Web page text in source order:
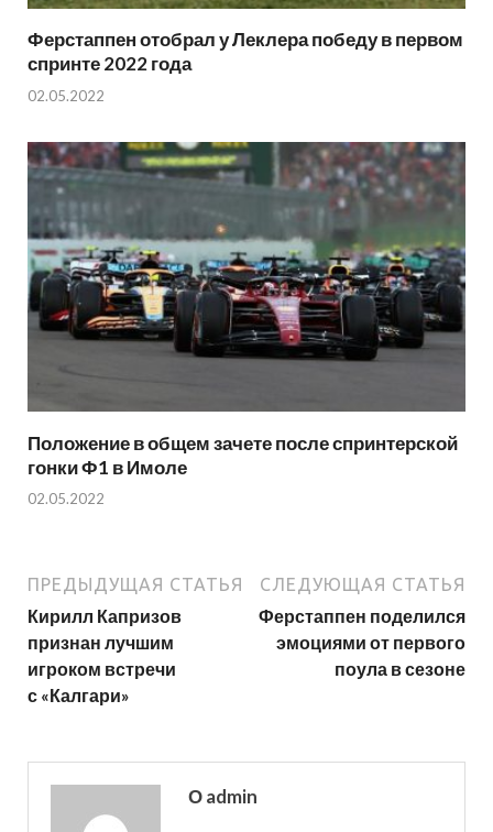
Ферстаппен отобрал у Леклера победу в первом
спринте 2022 года
02.05.2022
Положение в общем зачете после спринтерской
гонки Ф1 в Имоле
02.05.2022
ПРЕДЫДУЩАЯ СТАТЬЯ
Кирилл Капризов
признан лучшим
игроком встречи
с «Калгари»
СЛЕДУЮЩАЯ СТАТЬЯ
Ферстаппен поделился
эмоциями от первого
поула в сезоне
О admin